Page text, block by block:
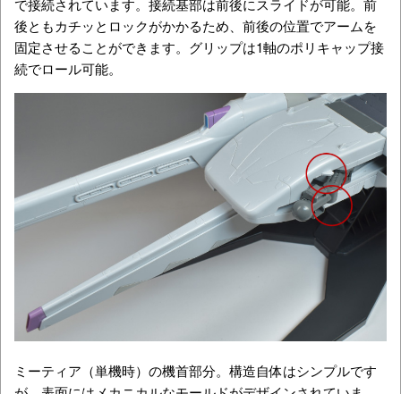
後ともカチッとロックがかかるため、前後の位置でアームを
固定させることができます。グリップは1軸のポリキャップ接
続でロール可能。
ミーティア（単機時）の機首部分。構造自体はシンプルです